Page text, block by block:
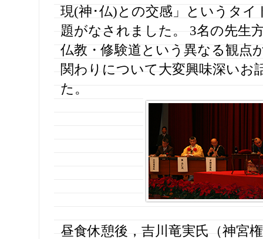
現(神･仏)との交感」というタイ
題がなされました。 3名の先生
仏教・修験道という異なる観点
関わりについて大変興味深いお
た。
昼食休憩後，吉川竜実氏（神宮